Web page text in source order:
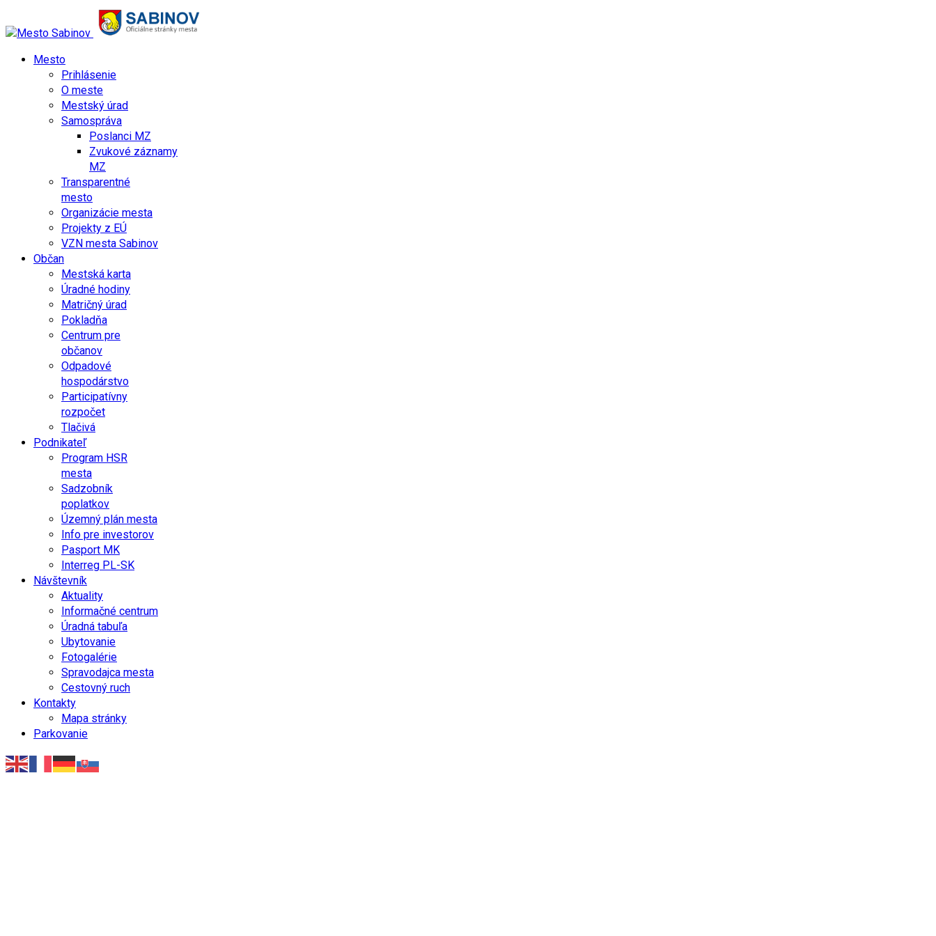
Mesto
Prihlásenie
O meste
Mestský úrad
Samospráva
Poslanci MZ
Zvukové záznamy
MZ
Transparentné
mesto
Organizácie mesta
Projekty z EÚ
VZN mesta Sabinov
Občan
Mestská karta
Úradné hodiny
Matričný úrad
Pokladňa
Centrum pre
občanov
Odpadové
hospodárstvo
Participatívny
rozpočet
Tlačivá
Podnikateľ
Program HSR
mesta
Sadzobník
poplatkov
Územný plán mesta
Info pre investorov
Pasport MK
Interreg PL-SK
Návštevník
Aktuality
Informačné centrum
Úradná tabuľa
Ubytovanie
Fotogalérie
Spravodajca mesta
Cestovný ruch
Kontakty
Mapa stránky
Parkovanie